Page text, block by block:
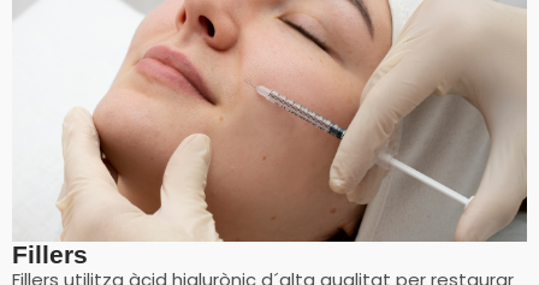
Fillers
Fillers utilitza àcid hialurònic d´alta qualitat per restaurar